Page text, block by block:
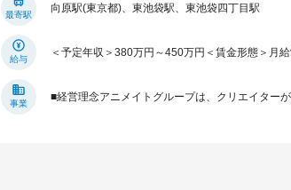
最寄駅
向原駅(東京都)、東池袋駅、東池袋四丁目駅
給与
＜予定年収＞380万円～450万円＜賃金形態＞月
事業
■経営理念アニメイトグループは、クリエイター